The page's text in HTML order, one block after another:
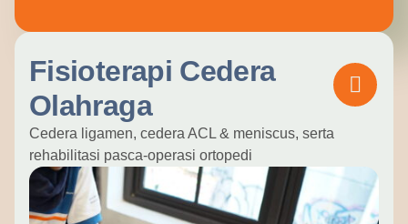
Fisioterapi Cedera
Olahraga
Cedera ligamen, cedera ACL & meniscus, serta
rehabilitasi pasca-operasi ortopedi